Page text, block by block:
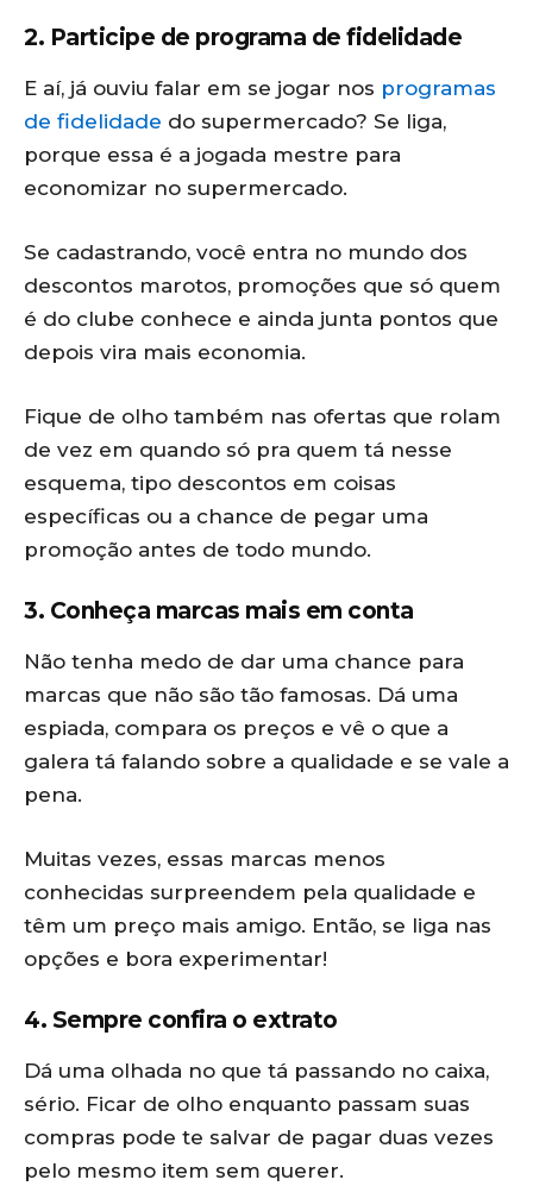
2. Participe de programa de fidelidade
E aí, já ouviu falar em se jogar nos programas
de fidelidade do supermercado? Se liga,
porque essa é a jogada mestre para
economizar no supermercado.
Se cadastrando, você entra no mundo dos
descontos marotos, promoções que só quem
é do clube conhece e ainda junta pontos que
depois vira mais economia.
Fique de olho também nas ofertas que rolam
de vez em quando só pra quem tá nesse
esquema, tipo descontos em coisas
específicas ou a chance de pegar uma
promoção antes de todo mundo.
3. Conheça marcas mais em conta
Não tenha medo de dar uma chance para
marcas que não são tão famosas. Dá uma
espiada, compara os preços e vê o que a
galera tá falando sobre a qualidade e se vale a
pena.
Muitas vezes, essas marcas menos
conhecidas surpreendem pela qualidade e
têm um preço mais amigo. Então, se liga nas
opções e bora experimentar!
4. Sempre confira o extrato
Dá uma olhada no que tá passando no caixa,
sério. Ficar de olho enquanto passam suas
compras pode te salvar de pagar duas vezes
pelo mesmo item sem querer.